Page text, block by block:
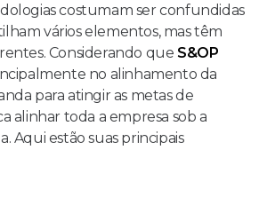
costumam ser confundidas
vários elementos, mas têm
Considerando que S&OP
no alinhamento da
para atingir as metas de
alinhar toda a empresa sob a
Aqui estão suas principais